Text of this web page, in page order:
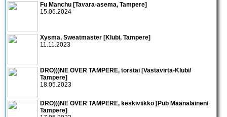
Fu Manchu [Tavara-asema, Tampere]
15.06.2024
Xysma, Sweatmaster [Klubi, Tampere]
11.11.2023
DRO)))NE OVER TAMPERE, torstai [Vastavirta-Klubi/
Tampere]
18.05.2023
DRO)))NE OVER TAMPERE, keskiviikko [Pub Maanalainen/
Tampere]